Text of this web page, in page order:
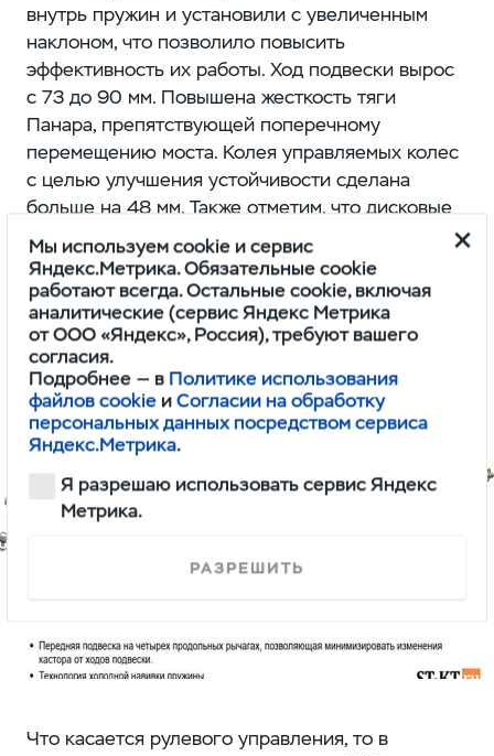
внутрь пружин и установили с увеличенным
наклоном, что позволило повысить
эффективность их работы. Ход подвески вырос
с 73 до 90 мм. Повышена жесткость тяги
Панара, препятствующей поперечному
перемещению моста. Колея управляемых колес
с целью улучшения устойчивости сделана
больше на 48 мм. Также отметим, что дисковые
тормозные механизмы у УАЗ «Профи» теперь
используются не только на передних, но и на
задних колесах. В ступицах ведущего моста
нашли применение двухрядные подшипники
SKF, в ходе эксплуатации не требующие
регулировки преднатяга.;
Что касается рулевого управления, то в
Мы используем cookie и сервис
Яндекс.Метрика. Обязательные cookie
работают всегда. Остальные cookie, включая
аналитические (сервис Яндекс Метрика
от ООО «Яндекс», Россия), требуют вашего
согласия.
Подробнее — в Политике использования
файлов cookie иСогласии на обработку
персональных данных посредством сервиса
Яндекс.Метрика.
Я разрешаю использовать сервис Яндекс
Метрика.
РАЗРЕШИТЬ